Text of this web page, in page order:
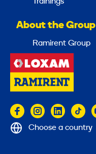
About the Group
Ramirent Group
Choose a country